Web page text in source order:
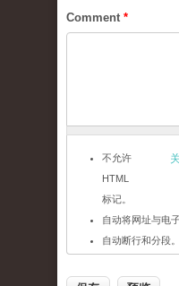
Comment *
不允许
HTML
标记。
自动将网址与电
自动断行和分段。